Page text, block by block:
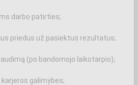
darbo patirties;
priedus už pasiektus rezultatus;
(po bandomojo laikotarpio);
galimybes;